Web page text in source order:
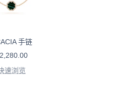
手链
速浏览